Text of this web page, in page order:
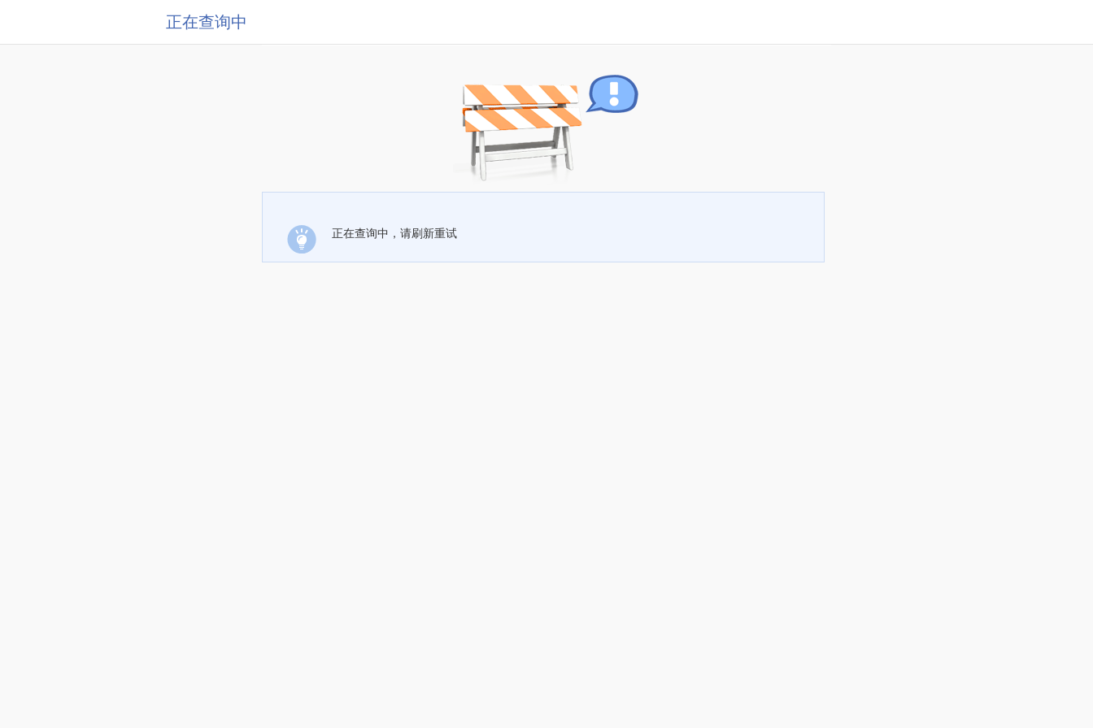
正在查询中
正在查询中，请刷新重试